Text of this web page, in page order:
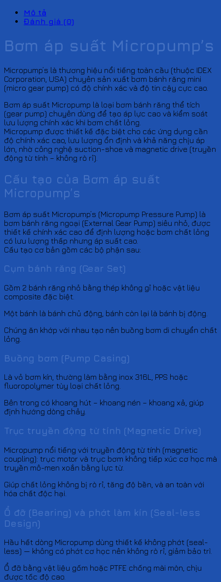
Mô tả
Đánh giá (0)
Bơm áp suất Micropump’s
Micropump’s là thương hiệu nổi tiếng toàn cầu (thuộc IDEX
Corporation, USA) chuyên sản xuất bơm bánh răng mini
(micro gear pump) có độ chính xác và độ tin cậy cực cao.
Bơm áp suất Micropump là loại bơm bánh răng thể tích
(gear pump) chuyên dùng để tạo áp lực cao và kiểm soát
lưu lượng chính xác khi bơm chất lỏng.
Micropump được thiết kế đặc biệt cho các ứng dụng cần
độ chính xác cao, lưu lượng ổn định và khả năng chịu áp
lớn, nhờ công nghệ suction-shoe và magnetic drive (truyền
động từ tính – không rò rỉ).
Cấu tạo của Bơm áp suất
Micropump’s
Bơm áp suất Micropump’s (Micropump Pressure Pump) là
bơm bánh răng ngoại (External Gear Pump) siêu nhỏ, được
thiết kế chính xác cao để định lượng hoặc bơm chất lỏng
có lưu lượng thấp nhưng áp suất cao.
Cấu tạo cơ bản gồm các bộ phận sau:
Cụm bánh răng (Gear Set)
Gồm 2 bánh răng nhỏ bằng thép không gỉ hoặc vật liệu
composite đặc biệt.
Một bánh là bánh chủ động, bánh còn lại là bánh bị động.
Chúng ăn khớp với nhau tạo nên buồng bơm di chuyển chất
lỏng.
Buồng bơm (Pump Casing)
Là vỏ bơm kín, thường làm bằng inox 316L, PPS hoặc
fluoropolymer tùy loại chất lỏng.
Bên trong có khoang hút – khoang nén – khoang xả, giúp
định hướng dòng chảy.
Trục truyền động từ tính (Magnetic Drive)
Micropump nổi tiếng với truyền động từ tính (magnetic
coupling): trục motor và trục bơm không tiếp xúc cơ học mà
truyền mô-men xoắn bằng lực từ.
Giúp chất lỏng không bị rò rỉ, tăng độ bền, và an toàn với
hóa chất độc hại.
Ổ đỡ (Bearing) và phớt làm kín (Seal-less
Design)
Hầu hết dòng Micropump dùng thiết kế không phớt (seal-
less) — không có phớt cơ học nên không rò rỉ, giảm bảo trì.
Ổ đỡ bằng vật liệu gốm hoặc PTFE chống mài mòn, chịu
được tốc độ cao.